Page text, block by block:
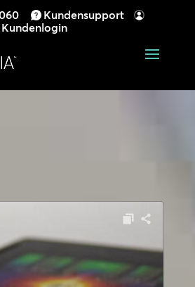
Kundensupport
Kundenlogin